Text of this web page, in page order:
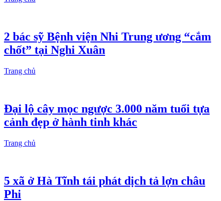
2 bác sỹ Bệnh viện Nhi Trung ương “cắm
chốt” tại Nghi Xuân
Trang chủ
Đại lộ cây mọc ngược 3.000 năm tuổi tựa
cảnh đẹp ở hành tinh khác
Trang chủ
5 xã ở Hà Tĩnh tái phát dịch tả lợn châu
Phi